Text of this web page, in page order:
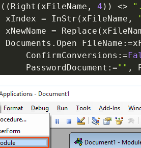
( ( Right ( xFileName , 4 ) ) <>
xIndex
= InStr ( xFileName ,
xNewName
= Replace (
Documents
. Open FileName : =
ConfirmConversions
: =
PasswordDocument
: ="" ,
wdOpenFormatAuto
ActiveDocument
.
ExportFormat
: =
Item
: